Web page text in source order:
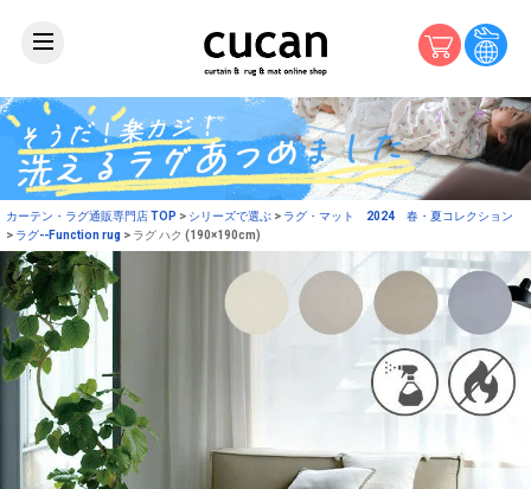
カーテン・ラグ通販専門店 TOP シリーズで選ぶ
ラグ・マット 2024 春・夏コレクション
ラグ--Function rug
ラグ ハク (190×190cm)